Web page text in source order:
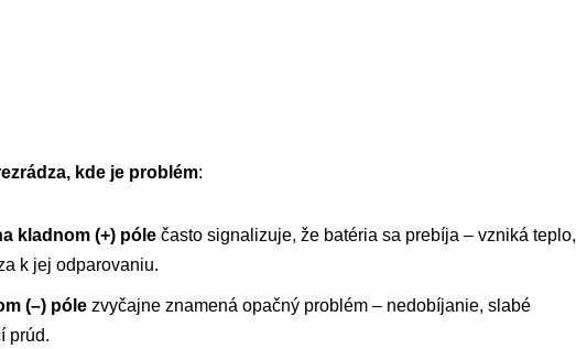
kde je problém:
kladnom (+) póle často signalizuje, že batéria sa prebíja – vzniká teplo,
k jej odparovaniu.
(–) póle zvyčajne znamená opačný problém – nedobíjanie, slabé
prúd.